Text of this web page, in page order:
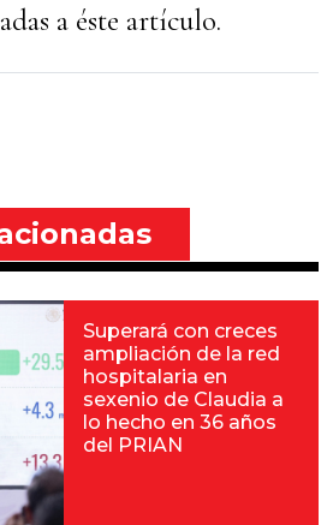
a éste artículo.
Superará con creces
ampliación de la red
hospitalaria en
sexenio de Claudia a
lo hecho en 36 años
del PRIAN